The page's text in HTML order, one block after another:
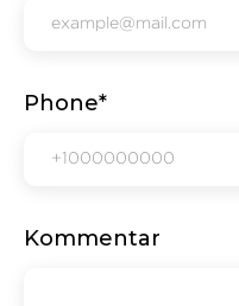
Phone*
Kommentar